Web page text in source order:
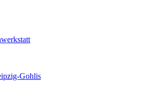
Gohlis